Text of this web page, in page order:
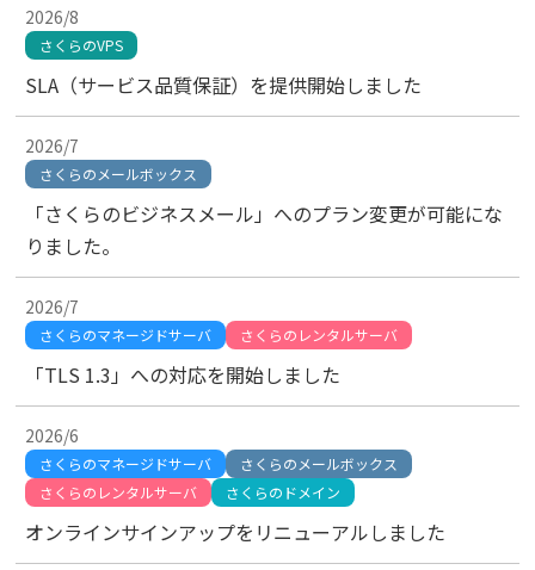
2026/8
さくらのVPS
SLA（サービス品質保証）を提供開始しました
2026/7
さくらのメールボックス
「さくらのビジネスメール」へのプラン変更が可能にな
りました。
2026/7
さくらのマネージドサーバ さくらのレンタルサーバ
「TLS 1.3」への対応を開始しました
2026/6
さくらのマネージドサーバ
さくらのメールボックス
さくらのレンタルサーバ
さくらのドメイン
オンラインサインアップをリニューアルしました